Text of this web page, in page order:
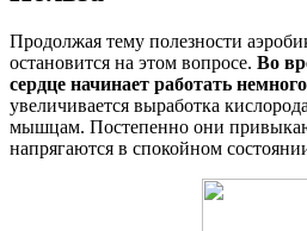
Продолжая тему полезности
остановится на этом вопросе. Во
сердце начинает работать
увеличивается выработка
мышцам. Постепенно они
напрягаются в спокойном